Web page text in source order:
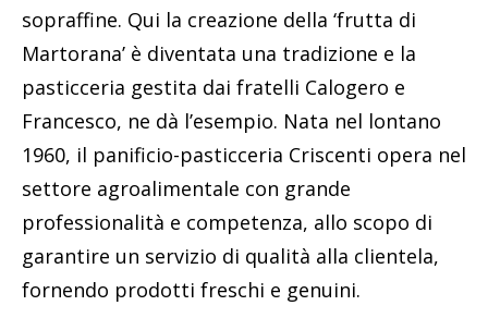
sopraffine. Qui la creazione della ‘frutta di
Martorana’ è diventata una tradizione e la
pasticceria gestita dai fratelli Calogero e
Francesco, ne dà l’esempio. Nata nel lontano
1960, il panificio-pasticceria Criscenti opera nel
settore agroalimentale con grande
professionalità e competenza, allo scopo di
garantire un servizio di qualità alla clientela,
fornendo prodotti freschi e genuini.